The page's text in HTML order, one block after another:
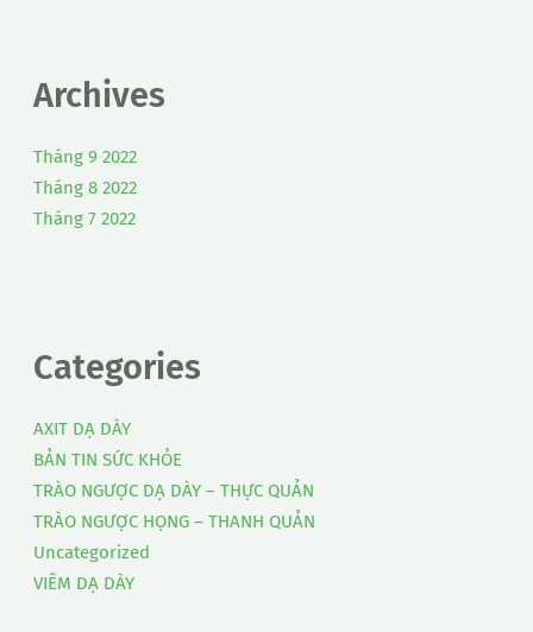
Archives
Tháng 9 2022
Tháng 8 2022
Tháng 7 2022
Categories
AXIT DẠ DÀY
BẢN TIN SỨC KHỎE
TRÀO NGƯỢC DẠ DÀY – THỰC QUẢN
TRÀO NGƯỢC HỌNG – THANH QUẢN
Uncategorized
VIÊM DẠ DÀY